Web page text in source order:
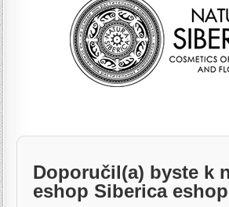
Doporučil(a) byste k
eshop Siberica